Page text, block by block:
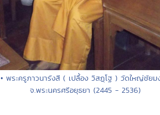
• พระครูภาวนารังสี ( เปลื้อง วิสฏฺโฐ ) วัดใหญ่ชัยม
จ.พระนครศรีอยุธยา (2445 - 2536)